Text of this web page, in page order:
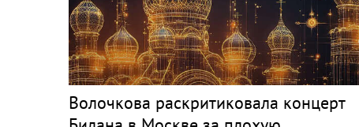
Волочкова раскритиковала концерт